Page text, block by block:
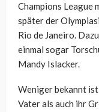
Champions League
später der
Rio de Janeiro.
einmal sogar
Mandy Islacker.
Weniger bekannt
Vater als auch ihr